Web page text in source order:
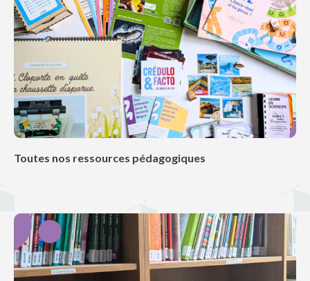
Toutes nos ressources pédagogiques